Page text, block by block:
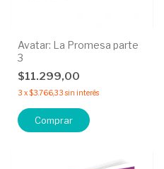
Avatar: La Promesa parte
3
$11.299,00
3 x$3.766,33 sin interés